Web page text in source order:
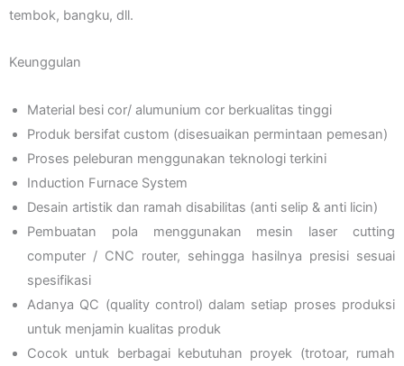
tembok, bangku, dll.
Keunggulan
Material besi cor/ alumunium cor berkualitas tinggi
Produk bersifat custom (disesuaikan permintaan pemesan)
Proses peleburan menggunakan teknologi terkini
Induction Furnace System
Desain artistik dan ramah disabilitas (anti selip & anti licin)
Pembuatan pola menggunakan mesin laser cutting
computer / CNC router, sehingga hasilnya presisi sesuai
spesifikasi
Adanya QC (quality control) dalam setiap proses produksi
untuk menjamin kualitas produk
Cocok untuk berbagai kebutuhan proyek (trotoar, rumah